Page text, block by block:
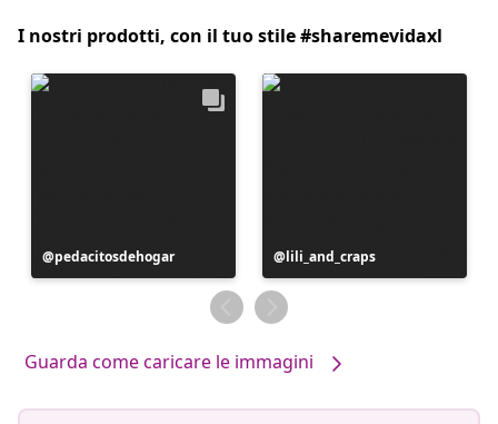
I nostri prodotti, con il tuo stile #sharemevidaxl
Post
pubblicato
pedacitosdehogar
Post
pubblicato
da
lili_and_craps
Guarda come caricare le immagini